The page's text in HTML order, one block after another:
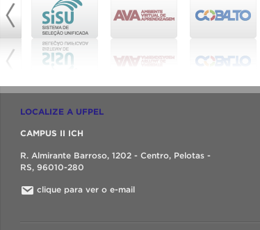
LOCALIZE A UFPEL
CAMPUS II ICH
R. Almirante Barroso, 1202 - Centro, Pelotas -
RS, 96010-280
clique para ver o e-mail